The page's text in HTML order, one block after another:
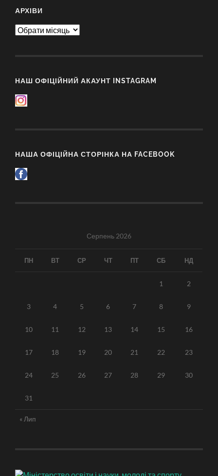
АРХІВИ
Архіви
НАШ ОФІЦІЙНИЙ АКАУНТ INSTAGRAM
НАША ОФІЦІЙНА СТОРІНКА НА FACEBOOK
Серпень 2026
ПН ВТ СР ЧТ ПТ СБ НД
1 2
3 4 5 6 7 8 9
10 11 12 13 14 15 16
17 18 19 20 21 22 23
24 25 26 27 28 29 30
31
« Лип